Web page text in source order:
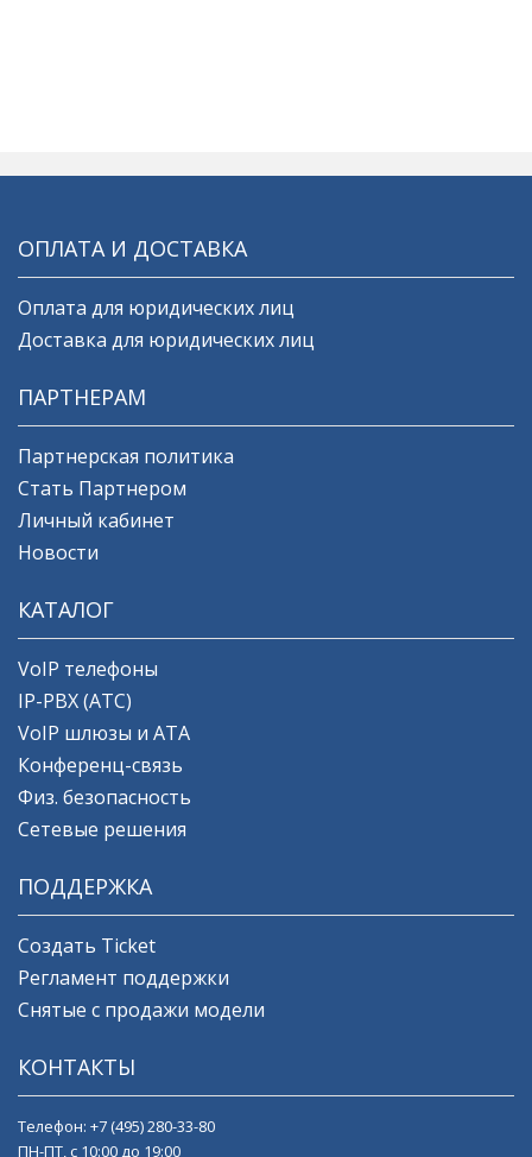
ОПЛАТА И ДОСТАВКА
Оплата для юридических лиц
Доставка для юридических лиц
ПАРТНЕРАМ
Партнерская политика
Стать Партнером
Личный кабинет
Новости
КАТАЛОГ
VoIP телефоны
IP-PBX (АТС)
VoIP шлюзы и ATA
Конференц-связь
Физ. безопасность
Сетевые решения
ПОДДЕРЖКА
Создать Ticket
Регламент поддержки
Снятые с продажи модели
КОНТАКТЫ
Телефон: +7 (495) 280-33-80
ПН-ПТ, с 10:00 до 19:00